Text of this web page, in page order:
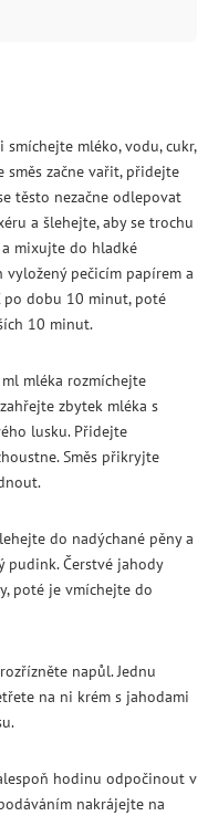
smíchejte mléko, vodu, cukr,
směs začne vařit, přidejte
těsto nezačne odlepovat
a šlehejte, aby se trochu
mixujte do hladké
vyložený pečicím papírem a
po dobu 10 minut, poté
10 minut.
ml mléka rozmíchejte
zbytek mléka s
lusku. Přidejte
Směs přikryjte
do nadýchané pěny a
pudink. Čerstvé jahody
poté je vmíchejte do
napůl. Jednu
na ni krém s jahodami
hodinu odpočinout v
nakrájejte na